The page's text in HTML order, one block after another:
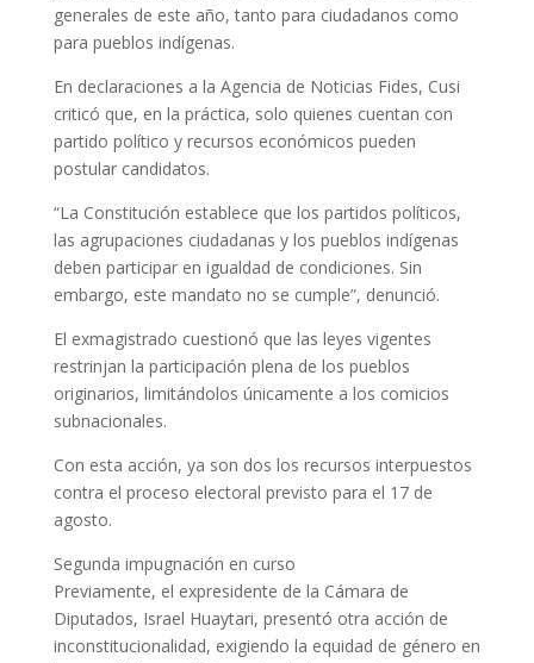
generales de este año, tanto para ciudadanos como
para pueblos indígenas.
En declaraciones a la Agencia de Noticias Fides, Cusi
criticó que, en la práctica, solo quienes cuentan con
partido político y recursos económicos pueden
postular candidatos.
“La Constitución establece que los partidos políticos,
las agrupaciones ciudadanas y los pueblos indígenas
deben participar en igualdad de condiciones. Sin
embargo, este mandato no se cumple”, denunció.
El exmagistrado cuestionó que las leyes vigentes
restrinjan la participación plena de los pueblos
originarios, limitándolos únicamente a los comicios
subnacionales.
Con esta acción, ya son dos los recursos interpuestos
contra el proceso electoral previsto para el 17 de
agosto.
Segunda impugnación en curso
Previamente, el expresidente de la Cámara de
Diputados, Israel Huaytari, presentó otra acción de
inconstitucionalidad, exigiendo la equidad de género en